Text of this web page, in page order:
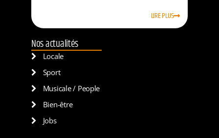
LIRE PLUS
Nos actualités
Locale
Sport
Musicale / People
Bien-être
Jobs